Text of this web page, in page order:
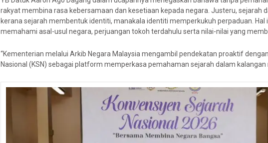
rakyat membina rasa kebersamaan dan kesetiaan kepada negara. Justeru, sejarah
kerana sejarah membentuk identiti, manakala identiti memperkukuh perpaduan.
memahami asal-usul negara, perjuangan tokoh terdahulu serta nilai-nilai yang
“Kementerian melalui Arkib Negara Malaysia mengambil pendekatan proaktif
Nasional (KSN) sebagai platform memperkasa pemahaman sejarah dalam kalangan